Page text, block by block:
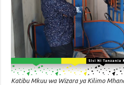
Katibu Mkuu wa Wizara ya Kilimo